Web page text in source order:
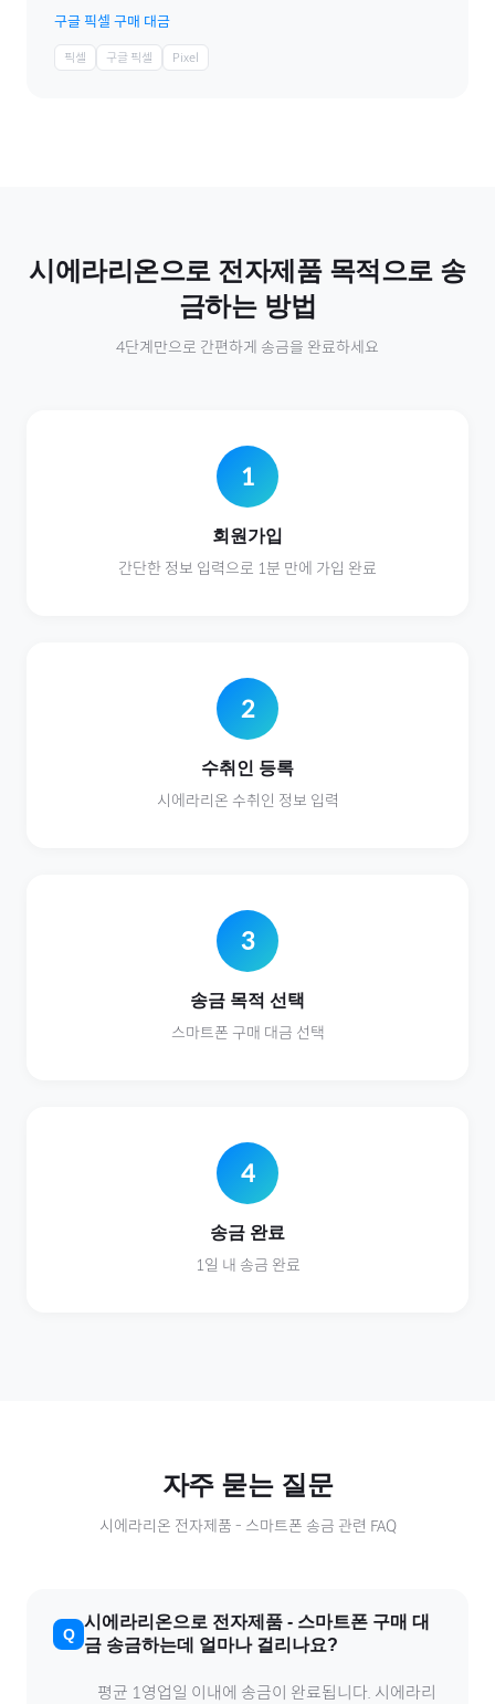
구글 픽셀 구매 대금
픽셀 구글 픽셀 Pixel
시에라리온으로 전자제품 목적으로 송
금하는 방법
4단계만으로 간편하게 송금을 완료하세요
1
회원가입
간단한 정보 입력으로 1분 만에 가입 완료
2
수취인 등록
시에라리온 수취인 정보 입력
3
송금 목적 선택
스마트폰 구매 대금 선택
4
송금 완료
1일 내 송금 완료
자주 묻는 질문
시에라리온 전자제품 - 스마트폰 송금 관련 FAQ
시에라리온으로 전자제품 - 스마트폰 구매 대
금 송금하는데 얼마나 걸리나요?
평균 1영업일 이내에 송금이 완료됩니다. 시에라리